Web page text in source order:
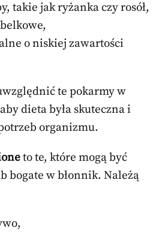
takie jak ryżanka czy rosół,
o niskiej zawartości
te pokarmy w
dieta była skuteczna i
organizmu.
to te, które mogą być
bogate w błonnik. Należą